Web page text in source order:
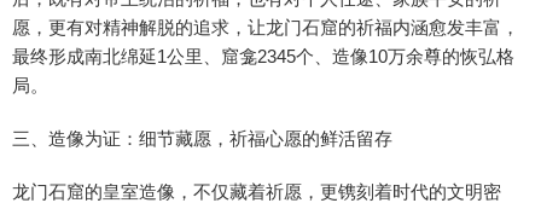
愿，更有对精神解脱的追求，让龙门石窟的祈福内涵愈发丰富，
最终形成南北绵延1公里、窟龛2345个、造像10万余尊的恢弘格
局。
三、造像为证：细节藏愿，祈福心愿的鲜活留存
龙门石窟的皇室造像，不仅藏着祈愿，更镌刻着时代的文明密